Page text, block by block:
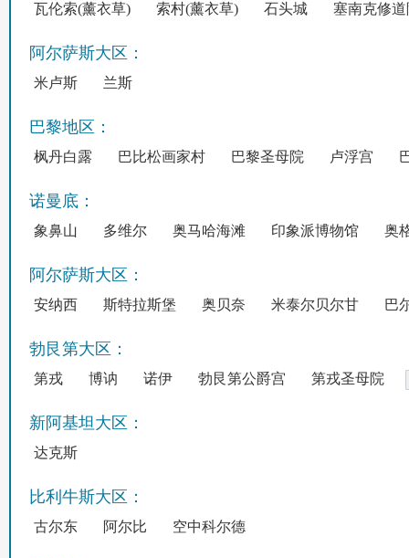
瓦伦索(薰衣草) 索村(薰衣草) 石头城 塞南克修道
阿尔萨斯大区：
米卢斯 兰斯
巴黎地区：
枫丹白露 巴比松画家村 巴黎圣母院 卢浮宫
诺曼底：
象鼻山 多维尔 奥马哈海滩 印象派博物馆 奥
阿尔萨斯大区：
安纳西 斯特拉斯堡 奥贝奈 米泰尔贝尔甘 巴
勃艮第大区：
第戎 博讷 诺伊 勃艮第公爵宫 第戎圣母院
新阿基坦大区：
达克斯
比利牛斯大区：
古尔东 阿尔比 空中科尔德